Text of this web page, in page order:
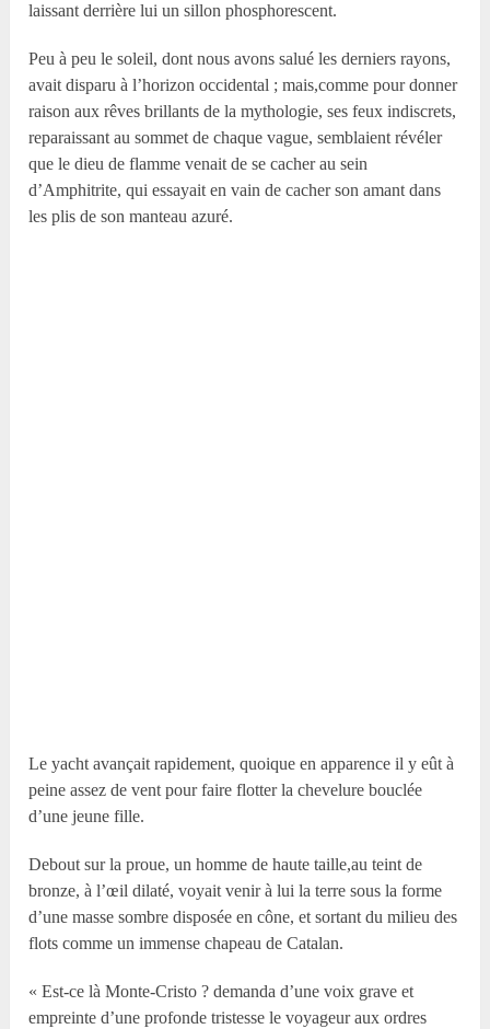
laissant derrière lui un sillon phosphorescent.
Peu à peu le soleil, dont nous avons salué les derniers rayons,
avait disparu à l’horizon occidental ; mais,comme pour donner
raison aux rêves brillants de la mythologie, ses feux indiscrets,
reparaissant au sommet de chaque vague, semblaient révéler
que le dieu de flamme venait de se cacher au sein
d’Amphitrite, qui essayait en vain de cacher son amant dans
les plis de son manteau azuré.
Le yacht avançait rapidement, quoique en apparence il y eût à
peine assez de vent pour faire flotter la chevelure bouclée
d’une jeune fille.
Debout sur la proue, un homme de haute taille,au teint de
bronze, à l’œil dilaté, voyait venir à lui la terre sous la forme
d’une masse sombre disposée en cône, et sortant du milieu des
flots comme un immense chapeau de Catalan.
« Est-ce là Monte-Cristo ? demanda d’une voix grave et
empreinte d’une profonde tristesse le voyageur aux ordres